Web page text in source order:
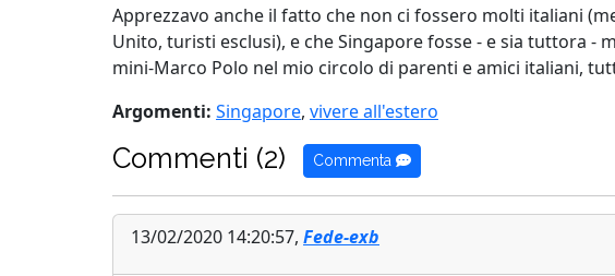
Apprezzavo anche il fatto che non ci fossero molti italiani
Unito, turisti esclusi), e che Singapore fosse - e sia tuttora
mini-Marco Polo nel mio circolo di parenti e amici italiani,
Argomenti: Singapore, vivere all'estero
Commenti (2) Commenta
13/02/2020 14:20:57, Fede-exb